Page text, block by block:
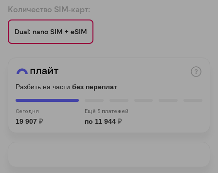
Количество SIM-карт:
Dual: nano SIM + eSIM
Разбить на части без переплат
Сегодня
19 907 ₽
Ещё 5 платежей
по 11 944 ₽